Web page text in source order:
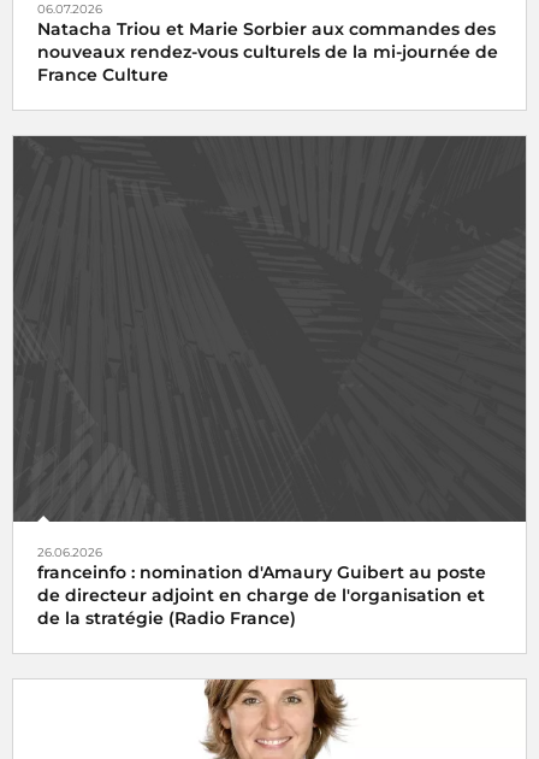
06.07.2026
Natacha Triou et Marie Sorbier aux commandes des
nouveaux rendez-vous culturels de la mi-journée de
France Culture
26.06.2026
franceinfo : nomination d'Amaury Guibert au poste
de directeur adjoint en charge de l'organisation et
de la stratégie (Radio France)